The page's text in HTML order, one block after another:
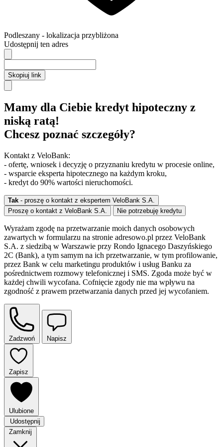
Podleszany - lokalizacja przybliżona
Udostępnij ten adres
Skopiuj link
Mamy dla Ciebie kredyt hipoteczny z
niską ratą!
Chcesz poznać szczegóły?
Kontakt z VeloBank:
- ofertę, wniosek i decyzję o przyznaniu kredytu w procesie online,
- wsparcie eksperta hipotecznego na każdym kroku,
- kredyt do 90% wartości nieruchomości.
Tak - proszę o kontakt z ekspertem VeloBank S.A.
Proszę o kontakt z VeloBank S.A.
Nie potrzebuję kredytu
Wyrażam zgodę na przetwarzanie moich danych osobowych
zawartych w formularzu na stronie adresowo.pl przez VeloBank
S.A. z siedzibą w Warszawie przy Rondo Ignacego Daszyńskiego
2C (Bank), a tym samym na ich przetwarzanie, w tym profilowanie,
przez Bank w celu marketingu produktów i usług Banku za
pośrednictwem rozmowy telefonicznej i SMS. Zgoda może być w
każdej chwili wycofana. Cofnięcie zgody nie ma wpływu na
zgodność z prawem przetwarzania danych przed jej wycofaniem.
Zadzwoń Napisz
Zapisz
Ulubione
Udostępnij
Zamknij